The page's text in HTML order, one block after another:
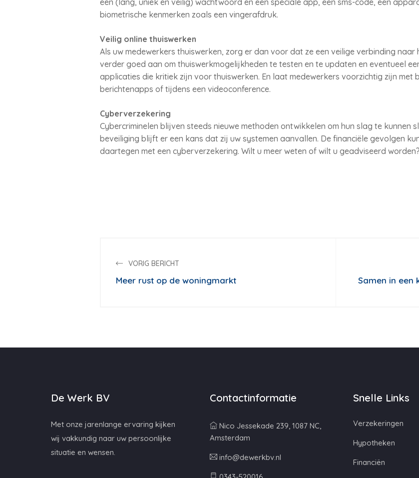
een (lang, uniek en veilig) wachtwoord en een speciale app, een sms-code, een
biometrische kenmerken zoals een vingerafdruk.
Veilig online thuiswerken
Als uw medewerkers thuiswerken, zorg er dan voor dat ze een veilige verbinding
verder goed aan om thuiswerkmogelijkheden te testen en te updaten en eventueel
applicaties die kritiek zijn voor thuiswerken. En laat medewerkers voorzichtig zijn
berichtenapps of tijdens een videoconference.
Cyberverzekering
Cybercriminelen blijven steeds nieuwe methoden ontwikkelen om hun slag te kunnen
beveiliging blijft er een kans dat zij uw systemen aanvallen. De financiële gevolgen
daartegen met een cyberverzekering. Wilt u meer weten of wilt u geadviseerd
VORIG BERICHT
Meer rust op de woningmarkt Samen in een
De Werk BV
Met onze jarenlange ervaring kijken
wij vakkundig naar uw persoonlijke
situatie en wensen.
Contactinformatie
Nico Jessekade 239, 1087 NC,
Amsterdam
info@dewerkbv.nl
Snelle Links
Verzekeringen
Hypotheken
Financiën